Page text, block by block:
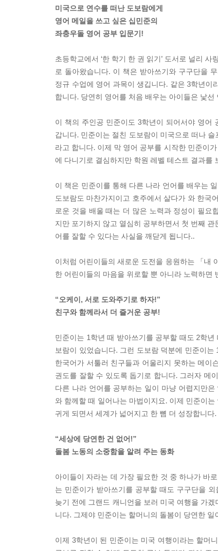
미국으로 연수를 떠난 도보람에게
영어 메일을 쓰고 싶은 십민준의
좌충우돌 영어 공부 입문기!
초등학교에서 ‘한 학기 한 권 읽기’ 도서로 널리
로 돌아왔습니다. 이 책은 받아쓰기와 구구단을
정규 수업에 영어 과목이 생깁니다. 같은 3학년
합니다. 당연히 영어를 처음 배우는 아이들은 낯
이 책의 주인공 민준이도 3학년이 되어서야 영어
갑니다. 민준이는 절친 도보람이 미국으로 떠나
라고 합니다. 이제 막 영어 공부를 시작한 민준이
에 다니기로 결심하지만 학원 레벨 테스트 결과를
이 책은 민준이를 통해 다른 나라 언어를 배우는
도보람도 마찬가지이고 호주에서 살다가 와 한국
로운 것을 배울 때는 더 많은 노력과 정성이 필요
지만 포기하지 않고 열심히 공부하면서 첫 번째
어를 잘할 수 있다는 사실을 깨닫게 됩니다..
이처럼 어린이들의 새로운 도전을 응원하는 「내
한 어린이들의 마음을 위로할 뿐 아니라 노력하면
“오케이, 서로 도와주기로 하자!”
친구와 함께라서 더 즐거운 공부!
민준이는 1학년 때 받아쓰기를 공부할 때도 2학
보람이 있었습니다. 그런 도보람 덕분에 민준이
한국어가 서툴러 친구들과 어울리지 못하는 메이
권도를 잘할 수 있도록 돕기로 합니다. 그러자 메
다른 나라 언어를 공부하는 일이 마냥 어렵지만
와 함께할 때 일어나는 마법이지요. 이제 민준이
귀게 되면서 세계가 넓어지고 한 뼘 더 성장합니다.
“세상에 당연한 건 없어!”
돌봄 노동의 소중함을 알려 주는 동화
아이들이 자라는 데 가장 필요한 것 중 하나가 바
는 민준이가 받아쓰기를 공부할 때도 구구단을
늦기 전에 그랜드 캐니언을 보러 미국 여행을 가
니다. 그제야 민준이는 할머니의 돌봄이 당연한
이제 3학년이 된 민준이는 미국 여행이라는 할머